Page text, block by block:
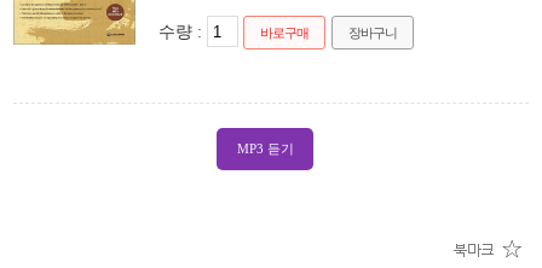
수량 : 바로구매 장바구니
MP3 듣기